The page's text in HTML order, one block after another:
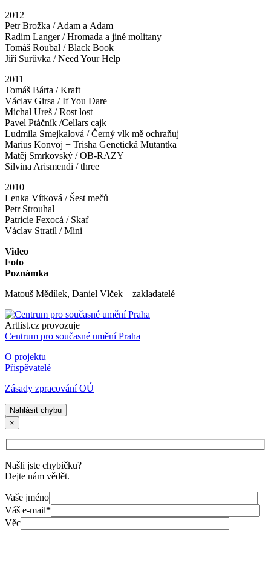
2012
Petr Brožka / Adam a Adam
Radim Langer / Hromada a jiné molitany
Tomáš Roubal / Black Book
Jiří Surůvka / Need Your Help
2011
Tomáš Bárta / Kraft
Václav Girsa / If You Dare
Michal Ureš / Rost lost
Pavel Ptáčník /Cellars cajk
Ludmila Smejkalová / Černý vlk mě ochraňuj
Marius Konvoj + Trisha Genetická Mutantka
Matěj Smrkovský / OB-RAZY
Silvina Arismendi / three
2010
Lenka Vítková / Šest mečů
Petr Strouhal
Patricie Fexocá / Skaf
Václav Stratil / Mini
Video
Foto
Poznámka
Matouš Mědílek, Daniel Vlček – zakladatelé
Artlist.cz provozuje
Centrum pro současné umění Praha
O projektu
Přispěvatelé
Zásady zpracování OÚ
Nahlásit chybu
×
Našli jste chybičku?
Dejte nám vědět.
Vaše jméno
Váš e-mail*
Věc